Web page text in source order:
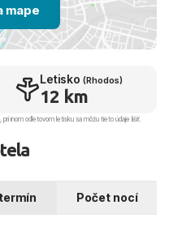
mape
Letisko (Rhodos)
12 km
inom odletovom letisku sa môžu tieto údaje líšiť.
Počet nocí